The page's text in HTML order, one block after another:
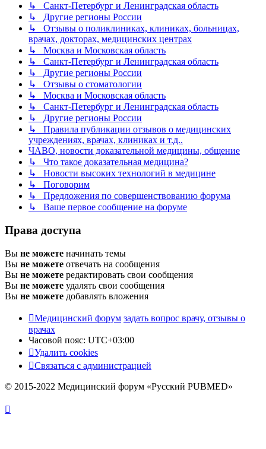
↳ Санкт-Петербург и Ленинградская область
↳ Другие регионы России
↳ Отзывы о поликлиниках, клиниках, больницах,
врачах, докторах, медицинских центрах
↳ Москва и Московская область
↳ Санкт-Петербург и Ленинградская область
↳ Другие регионы России
↳ Отзывы о стоматологии
↳ Москва и Московская область
↳ Санкт-Петербург и Ленинградская область
↳ Другие регионы России
↳ Правила публикации отзывов о медицинских
учреждениях, врачах, клиниках и т.д..
ЧАВО, новости доказательной медицины, общение
↳ Что такое доказательная медицина?
↳ Новости высоких технологий в медицине
↳ Поговорим
↳ Предложения по совершенствованию форума
↳ Ваше первое сообщение на форуме
Права доступа
Вы не можете начинать темы
Вы не можете отвечать на сообщения
Вы не можете редактировать свои сообщения
Вы не можете удалять свои сообщения
Вы не можете добавлять вложения
Медицинский форум задать вопрос врачу, отзывы о
врачах
Часовой пояс: UTC+03:00
Удалить cookies
Связаться с администрацией
© 2015-2022 Медицинский форум «Русский PUBMED»